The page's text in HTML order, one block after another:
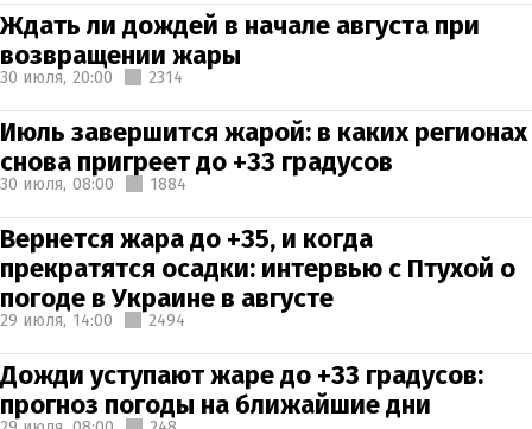
Ждать ли дождей в начале августа при
возвращении жары
30 июля, 20:00 2314
Июль завершится жарой: в каких регионах
снова пригреет до +33 градусов
30 июля, 08:00 1884
Вернется жара до +35, и когда
прекратятся осадки: интервью с Птухой о
погоде в Украине в августе
29 июля, 14:00 2494
Дожди уступают жаре до +33 градусов:
прогноз погоды на ближайшие дни